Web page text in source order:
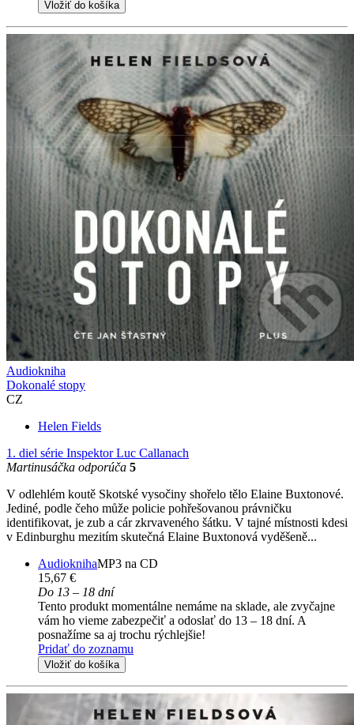
Vložiť do košíka
Audiokniha
Dokonalé stopy
CZ
Helen Fields
1. diel série Inspektor Luc Callanach
Martinusáčka odporúča 5
V odlehlém koutě Skotské vysočiny shořelo tělo Elaine Buxtonové.
Jediné, podle čeho může policie pohřešovanou právničku
identifikovat, je zub a cár zkrvaveného šátku. V tajné místnosti kdesi
v Edinburghu mezitím skutečná Elaine Buxtonová vyděšeně...
AudioknihaMP3 na CD
15,67 €
Do 13 – 18 dní
Tento produkt momentálne nemáme na sklade, ale zvyčajne
vám ho vieme zabezpečiť a odoslať do 13 – 18 dní. A
posnažíme sa aj trochu rýchlejšie!
Pridať do zoznamu
Vložiť do košíka